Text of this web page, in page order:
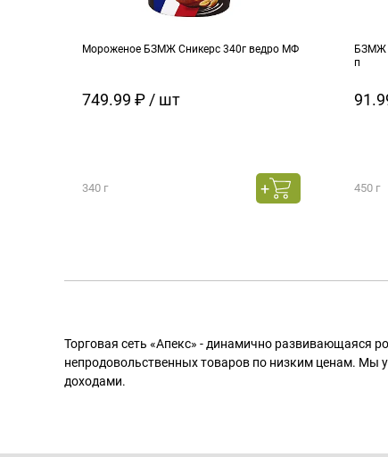
Мороженое БЗМЖ Сникерс 340г ведро МФ
749.99 ₽ / шт
340 г
БЗМЖ
п
450 г
Торговая сеть «Апекс» - динамично развивающаяся
непродовольственных товаров по низким ценам. Мы
доходами.